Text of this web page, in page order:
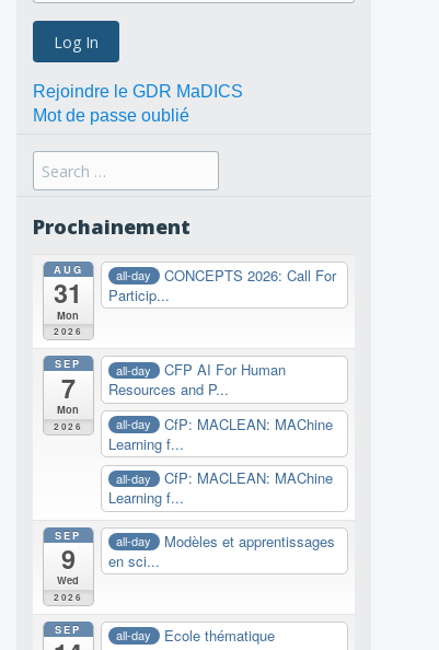
Rejoindre le GDR MaDICS
Mot de passe oublié
Search
for:
Prochainement
AUG
31
Mon
2026
all-day
CONCEPTS 2026: Call For
Particip...
SEP
7
Mon
2026
all-day
CFP AI For Human
Resources and P...
all-day
CfP: MACLEAN: MAChine
Learning f...
all-day
CfP: MACLEAN: MAChine
Learning f...
SEP
9
Wed
2026
all-day
Modèles et apprentissages
en sci...
SEP all-day
Ecole thématique